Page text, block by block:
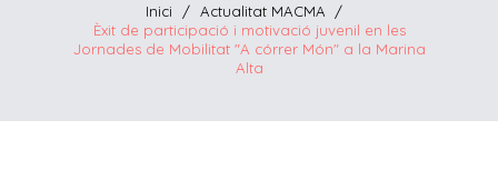
Inici / Actualitat MACMA
/
Èxit de participació i motivació juvenil en les
Jornades de Mobilitat "A córrer Món" a la Marina
Alta